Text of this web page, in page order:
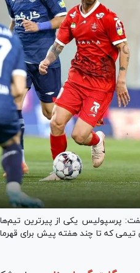
پرسپولیس یکی از پیرترین
تیمی که تا چند هفته پیش برای